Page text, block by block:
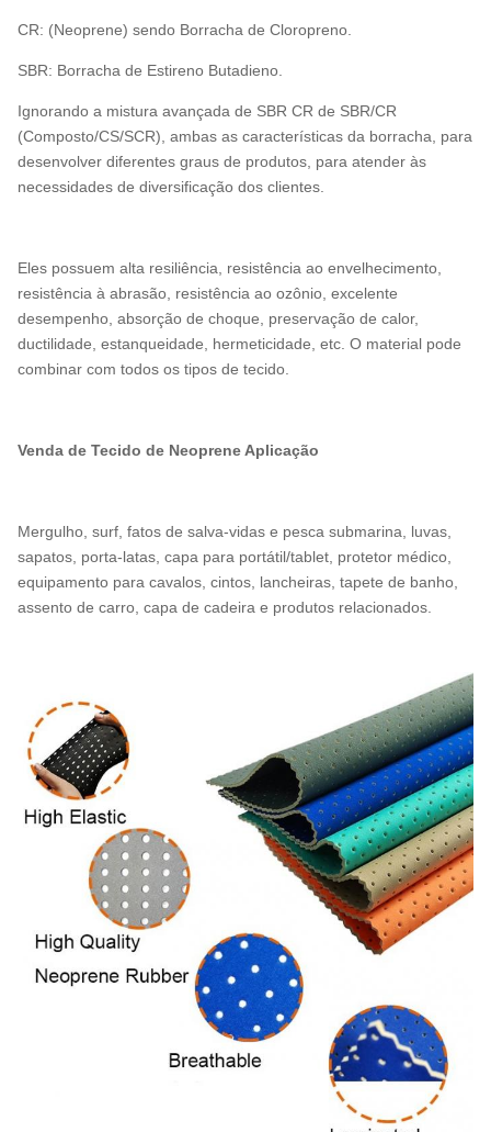
CR: (Neoprene) sendo Borracha de Cloropreno.
SBR: Borracha de Estireno Butadieno.
Ignorando a mistura avançada de SBR CR de SBR/CR
(Composto/CS/SCR), ambas as características da borracha, para
desenvolver diferentes graus de produtos, para atender às
necessidades de diversificação dos clientes.
Eles possuem alta resiliência, resistência ao envelhecimento,
resistência à abrasão, resistência ao ozônio, excelente
desempenho, absorção de choque, preservação de calor,
ductilidade, estanqueidade, hermeticidade, etc. O material pode
combinar com todos os tipos de tecido.
Venda de Tecido de Neoprene Aplicação
Mergulho, surf, fatos de salva-vidas e pesca submarina, luvas,
sapatos, porta-latas, capa para portátil/tablet, protetor médico,
equipamento para cavalos, cintos, lancheiras, tapete de banho,
assento de carro, capa de cadeira e produtos relacionados.